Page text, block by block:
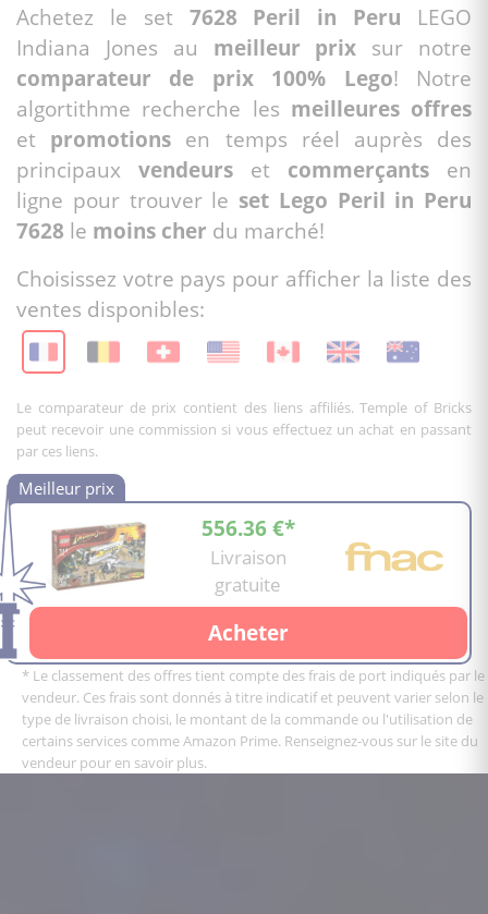
Achetez le set 7628 Peril in Peru LEGO
Indiana Jones au meilleur prix sur notre
comparateur de prix 100% Lego! Notre
algortithme recherche les meilleures offres
et promotions en temps réel auprès des
principaux vendeurs et commerçants en
ligne pour trouver le set Lego Peril in Peru
7628 le moins cher du marché!
Choisissez votre pays pour afficher la liste des
ventes disponibles:
Le comparateur de prix contient des liens affiliés. Temple of Bricks
peut recevoir une commission si vous effectuez un achat en passant
par ces liens.
556.36 €*
Livraison
gratuite
Acheter
* Le classement des offres tient compte des frais de port indiqués par le
vendeur. Ces frais sont donnés à titre indicatif et peuvent varier selon le
type de livraison choisi, le montant de la commande ou l'utilisation de
certains services comme Amazon Prime. Renseignez-vous sur le site du
vendeur pour en savoir plus.